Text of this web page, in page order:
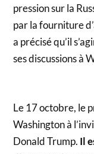
pression sur la
par la fourniture
a précisé qu’il
ses discussions à
Le 17 octobre, le
Washington à
Donald Trump. Il